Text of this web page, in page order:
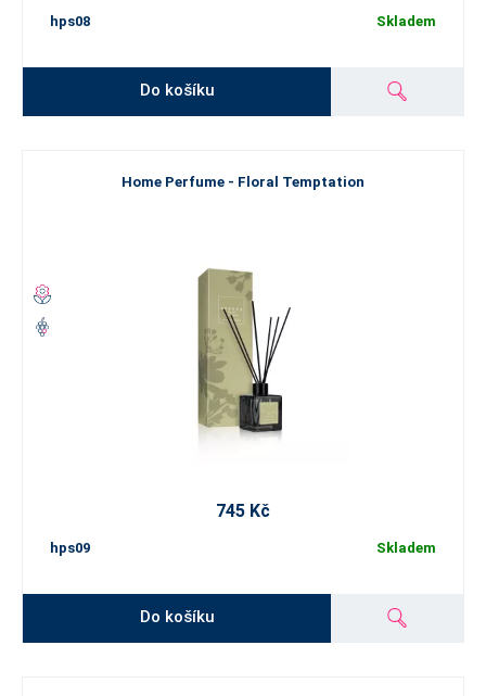
hps08 Skladem
Do košíku
Home Perfume - Floral Temptation
745 Kč
hps09 Skladem
Do košíku